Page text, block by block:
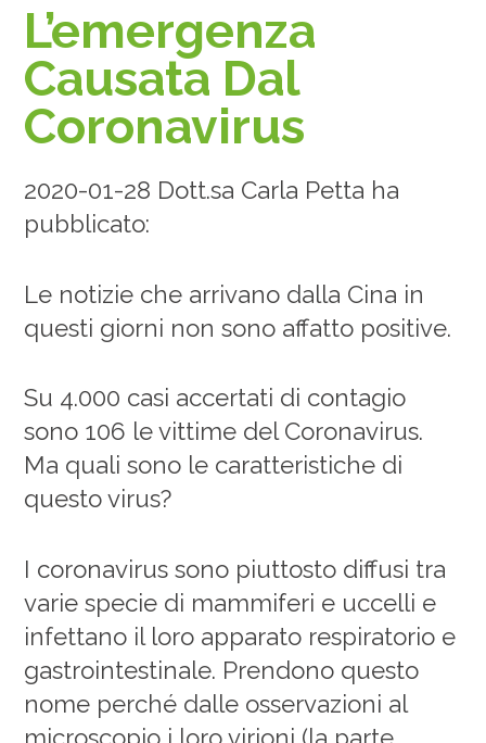
L’emergenza
Causata Dal
Coronavirus
2020-01-28 Dott.sa Carla Petta ha
pubblicato:
Le notizie che arrivano dalla Cina in
questi giorni non sono affatto positive.
Su 4.000 casi accertati di contagio
sono 106 le vittime del Coronavirus.
Ma quali sono le caratteristiche di
questo virus?
I coronavirus sono piuttosto diffusi tra
varie specie di mammiferi e uccelli e
infettano il loro apparato respiratorio e
gastrointestinale. Prendono questo
nome perché dalle osservazioni al
microscopio i loro virioni (la parte